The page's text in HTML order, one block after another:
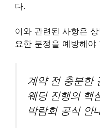
다.
이와 관련된 사항은
요한 분쟁을 예방해야
계약 전 충분한
웨딩 진행의 핵
박람회 공식 안